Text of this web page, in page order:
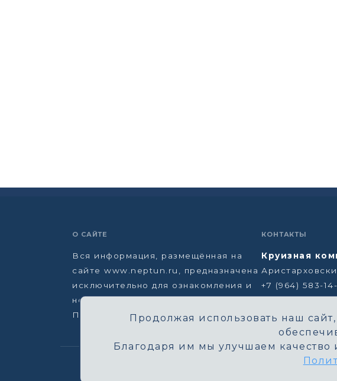
О САЙТЕ
Вся информация, размещённая на
сайте www.neptun.ru, предназначена
исключительно для ознакомления и
не является офертой.
Политика конфиденциальности →
КОНТАКТЫ
Круизная
+7 (964) 583-
Круизная
Продолжая использовать наш
Благодаря им мы улучшаем качество